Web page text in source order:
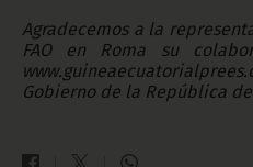
Agradecemos a la
FAO en Roma su
Gobierno de la República